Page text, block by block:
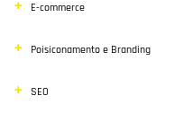
E-commerce
Poisiconamento e Branding
SEO